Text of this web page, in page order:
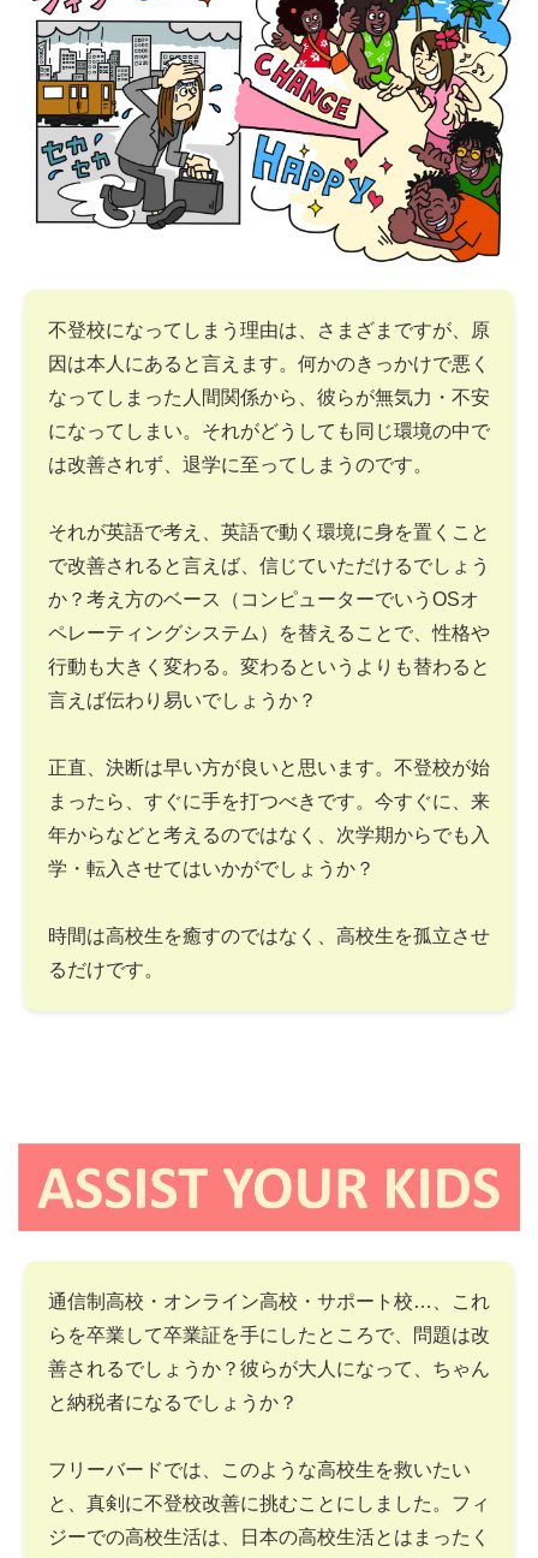
不登校になってしまう理由は、さまざまですが、原
因は本人にあると言えます。何かのきっかけで悪く
なってしまった人間関係から、彼らが無気力・不安
になってしまい。それがどうしても同じ環境の中で
は改善されず、退学に至ってしまうのです。
それが英語で考え、英語で動く環境に身を置くこと
で改善されると言えば、信じていただけるでしょう
か？考え方のベース（コンピューターでいうOSオ
ペレーティングシステム）を替えることで、性格や
行動も大きく変わる。変わるというよりも替わると
言えば伝わり易いでしょうか？
正直、決断は早い方が良いと思います。不登校が始
まったら、すぐに手を打つべきです。今すぐに、来
年からなどと考えるのではなく、次学期からでも入
学・転入させてはいかがでしょうか？
時間は高校生を癒すのではなく、高校生を孤立させ
るだけです。
通信制高校・オンライン高校・サポート校…、これ
らを卒業して卒業証を手にしたところで、問題は改
善されるでしょうか？彼らが大人になって、ちゃん
と納税者になるでしょうか？
フリーバードでは、このような高校生を救いたい
と、真剣に不登校改善に挑むことにしました。フィ
ジーでの高校生活は、日本の高校生活とはまったく